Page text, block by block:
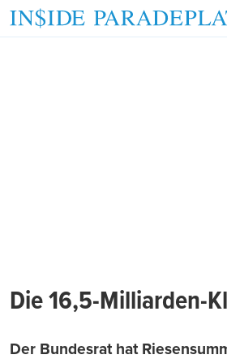
Die 16,5-Milliarden-
Der Bundesrat hat